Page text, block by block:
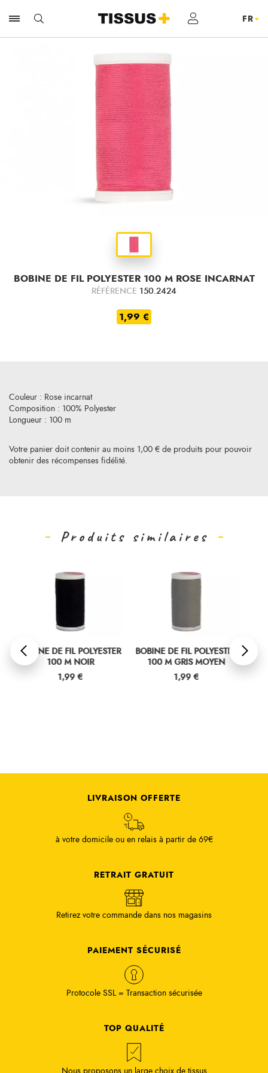
BOBINE DE FIL POLYESTER 100 M ROSE INCARNAT
RÉFÉRENCE 150.2424
1,99 €
Votre panier doit contenir au moins 1,00 € de produits pour pouvoir
obtenir des récompenses fidélité.
Couleur : Rose incarnat
Composition : 100% Polyester
Longueur : 100 m
Produits similaires
BOBINE DE FIL POLYESTER
100 M GRIS MOYEN
BOBINE DE FIL
100 M GRIS CLAIR
LIVRAISON OFFERTE
à votre domicile ou en relais à partir de 69€
RETRAIT GRATUIT
Retirez votre commande dans nos magasins
PAIEMENT SÉCURISÉ
Protocole SSL = Transaction sécurisée
TOP QUALITÉ